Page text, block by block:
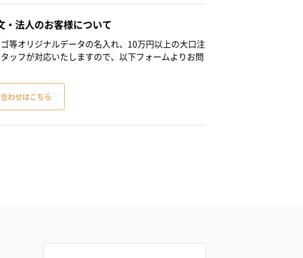
・法人のお客様について
等オリジナルデータの名入れ、10万円以上の大口注
ッフが対応いたしますので、以下フォームよりお問
わせはこちら